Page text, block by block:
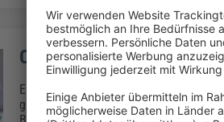
CO2-Bepreisung von
Energieoptimiertes Bauen dient
gilt eine CO2-Bepreisung von